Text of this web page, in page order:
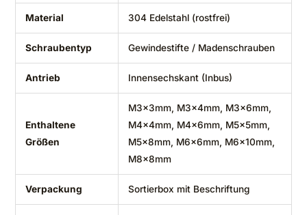
Material 304 Edelstahl (rostfrei)
Schraubentyp Gewindestifte / Madenschrauben
Antrieb Innensechskant (Inbus)
Enthaltene
Größen
M3x3mm, M3x4mm, M3x6mm,
M4x4mm, M4x6mm, M5x5mm,
M5x8mm, M6x6mm, M6x10mm,
M8x8mm
Verpackung Sortierbox mit Beschriftung